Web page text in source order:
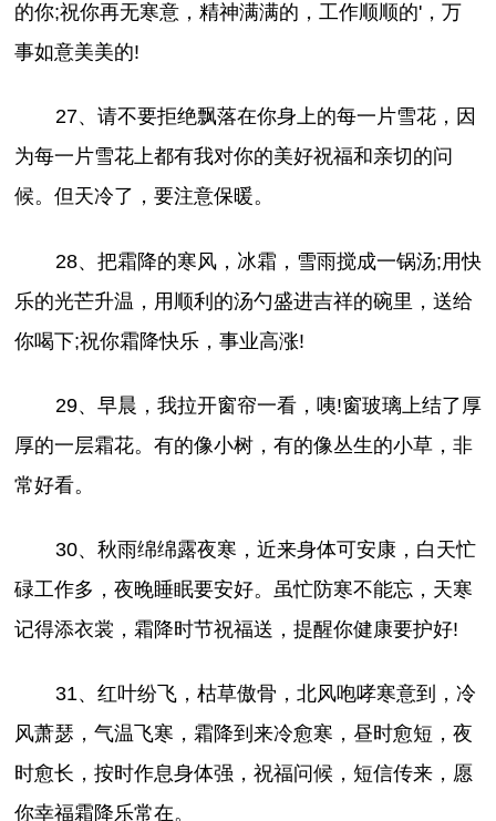
的你;祝你再无寒意，精神满满的，工作顺顺的'，万
事如意美美的!
27、请不要拒绝飘落在你身上的每一片雪花，因
为每一片雪花上都有我对你的美好祝福和亲切的问
候。但天冷了，要注意保暖。
28、把霜降的寒风，冰霜，雪雨搅成一锅汤;用快
乐的光芒升温，用顺利的汤勺盛进吉祥的碗里，送给
你喝下;祝你霜降快乐，事业高涨!
29、早晨，我拉开窗帘一看，咦!窗玻璃上结了厚
厚的一层霜花。有的像小树，有的像丛生的小草，非
常好看。
30、秋雨绵绵露夜寒，近来身体可安康，白天忙
碌工作多，夜晚睡眠要安好。虽忙防寒不能忘，天寒
记得添衣裳，霜降时节祝福送，提醒你健康要护好!
31、红叶纷飞，枯草傲骨，北风咆哮寒意到，冷
风萧瑟，气温飞寒，霜降到来冷愈寒，昼时愈短，夜
时愈长，按时作息身体强，祝福问候，短信传来，愿
你幸福霜降乐常在。